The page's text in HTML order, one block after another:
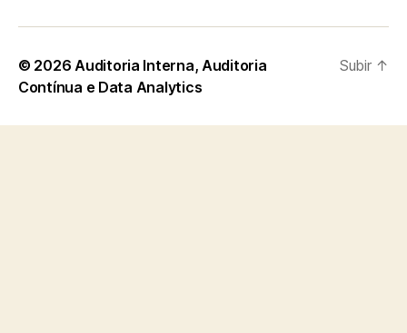
© 2026 Auditoria Interna, Auditoria
Contínua e Data Analytics
Subir ↑